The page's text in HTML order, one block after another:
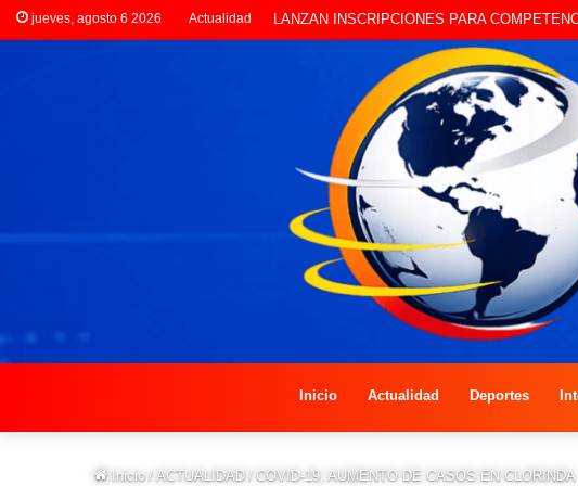
jueves, agosto 6 2026 Actualidad CLORINDA CREATIVA LANZA ESTE
Inicio Actualidad Deportes
Inicio / ACTUALIDAD / COVID-19, AUMENTO DE CASOS EN CLORINDA